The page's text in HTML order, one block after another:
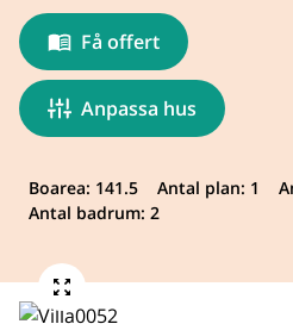
Få offert
Anpassa hus
Boarea: 141.5 Antal plan: 1
Antal badrum: 2